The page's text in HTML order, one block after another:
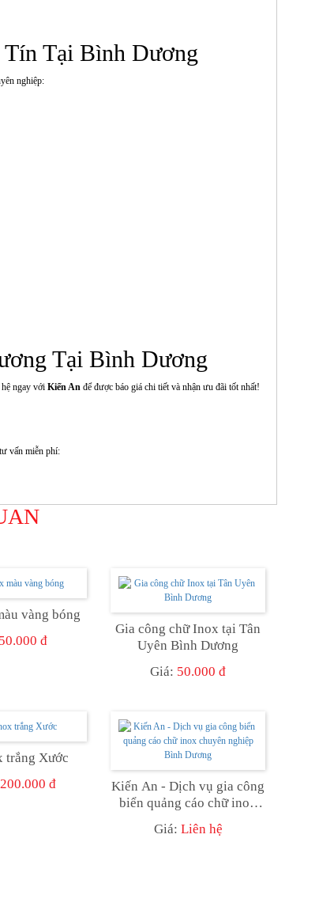
Tại Bình Dương
nghiệp:
Tại Bình Dương
ngay với Kiến An để được báo giá chi tiết và nhận ưu đãi tốt nhất!
vấn miễn phí:
vàng bóng
50.000 đ
Gia công chữ Inox tại Tân
Uyên Bình Dương
Giá: 50.000 đ
trắng Xước
đ
Kiến An - Dịch vụ gia công
biển quảng cáo chữ inox
Giá: Liên hệ